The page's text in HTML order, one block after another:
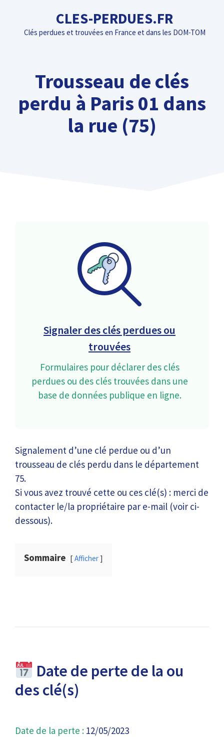
contenu
CLES-PERDUES.FR
Clés perdues et trouvées en France et dans les DOM-TOM
Trousseau de clés
perdu à Paris 01 dans
la rue (75)
Signaler des clés perdues ou
trouvées
Formulaires pour déclarer des clés
perdues ou des clés trouvées dans une
base de données publique en ligne.
Signalement d’une clé perdue ou d’un
trousseau de clés perdu dans le département
75.
Si vous avez trouvé cette ou ces clé(s) : merci de
contacter le/la propriétaire par e-mail (voir ci-
dessous).
Sommaire Afficher
Date de perte de la ou
des clé(s)
Date de la perte : 12/05/2023